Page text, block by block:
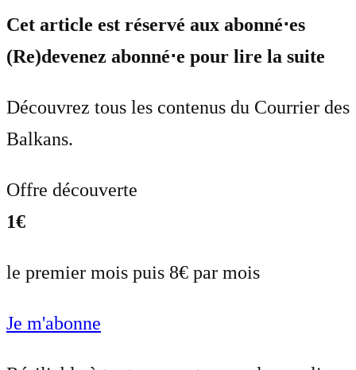
Cet article est réservé aux abonné⋅es
(Re)devenez abonné⋅e pour lire la suite
Découvrez tous les contenus du Courrier des
Balkans.
Offre découverte
1€
le premier mois puis 8€ par mois
Je m'abonne